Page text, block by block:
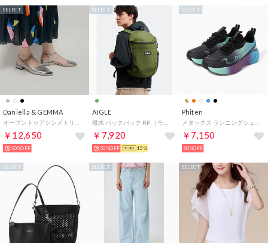
Daniella & GEMMA
￥12,650
SELECT
50%OFF
AIGLE
￥7,920
SELECT
55%OFF 15%
Phiten
￥7,150
SELECT
50%OFF
SELECT SELECT SELECT